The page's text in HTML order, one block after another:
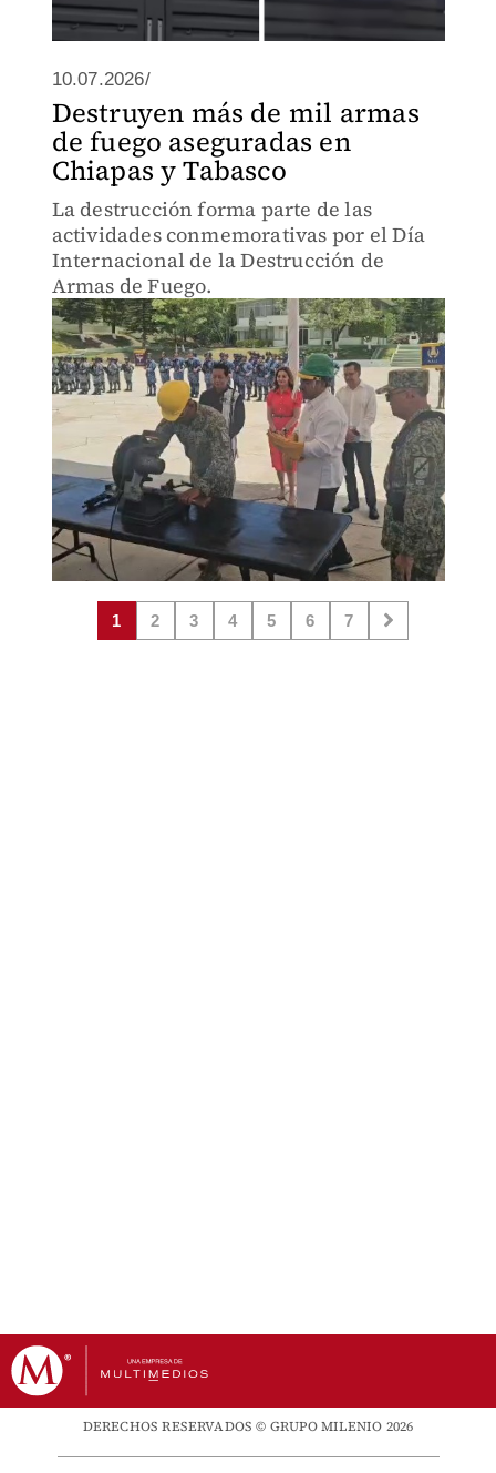
10.07.2026/
Destruyen más de mil armas
de fuego aseguradas en
Chiapas y Tabasco
La destrucción forma parte de las
actividades conmemorativas por el Día
Internacional de la Destrucción de
Armas de Fuego.
1 2 3 4 5 6 7
DERECHOS RESERVADOS © GRUPO MILENIO 2026